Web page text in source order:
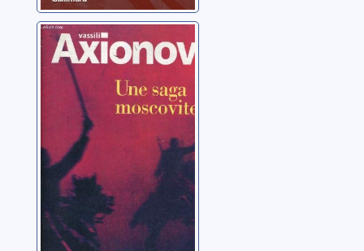
Une saga
moscovite: [02]:
Guerre et prison
Axionov, Vassili